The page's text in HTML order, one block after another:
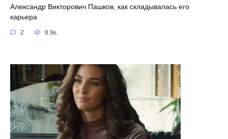
Александр Викторович Пашков, как складывалась его
карьера
2 8.9к.